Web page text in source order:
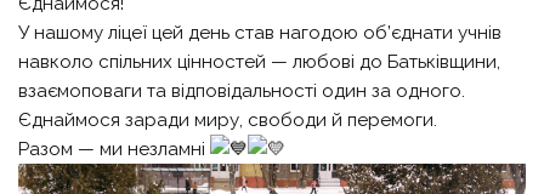
У нашому ліцеї цей день став нагодою об’єднати учнів
навколо спільних цінностей — любові до Батьківщини,
взаємоповаги та відповідальності один за одного.
Єднаймося заради миру, свободи й перемоги.
Разом — ми незламні